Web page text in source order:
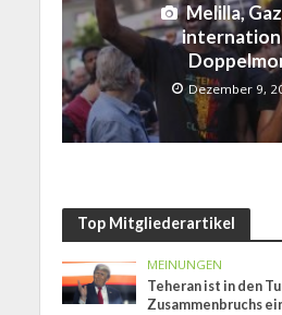
Melilla,
Dezember 9,
Top Mitgliederartikel
MEINUNGEN
Teheran ist in den
Zusammenbruchs